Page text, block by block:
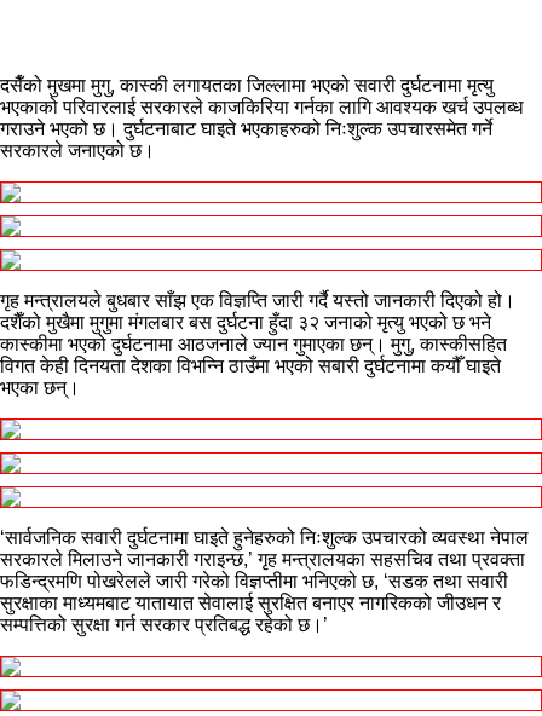
दसैँको मुखमा मुगु, कास्की लगायतका जिल्लामा भएको सवारी दुर्घटनामा मृत्यु
भएकाको परिवारलाई सरकारले काजकिरिया गर्नका लागि आवश्यक खर्च उपलब्ध
गराउने भएको छ। दुर्घटनाबाट घाइते भएकाहरुको निःशुल्क उपचारसमेत गर्ने
सरकारले जनाएको छ।
गृह मन्त्रालयले बुधबार साँझ एक विज्ञप्ति जारी गर्दै यस्तो जानकारी दिएको हो।
दशैँको मुखैमा मुगुमा मंगलबार बस दुर्घटना हुँदा ३२ जनाको मृत्यु भएको छ भने
कास्कीमा भएको दुर्घटनामा आठजनाले ज्यान गुमाएका छन्। मुगु, कास्कीसहित
विगत केही दिनयता देशका विभन्नि ठाउँमा भएको सबारी दुर्घटनामा कयौँ घाइते
भएका छन्।
‘सार्वजनिक सवारी दुर्घटनामा घाइते हुनेहरुको निःशुल्क उपचारको व्यवस्था नेपाल
सरकारले मिलाउने जानकारी गराइन्छ,’ गृह मन्त्रालयका सहसचिव तथा प्रवक्ता
फडिन्द्रमणि पोखरेलले जारी गरेको विज्ञप्तीमा भनिएको छ, ‘सडक तथा सवारी
सुरक्षाका माध्यमबाट यातायात सेवालाई सुरक्षित बनाएर नागरिकको जीउधन र
सम्पत्तिको सुरक्षा गर्न सरकार प्रतिबद्ध रहेको छ।’